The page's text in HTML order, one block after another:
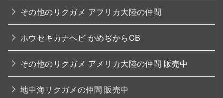
その他のリクガメ アフリカ大陸の仲間
ホウセキカナヘビ かめぢからCB
その他のリクガメ アメリカ大陸の仲間 販売中
地中海リクガメの仲間 販売中